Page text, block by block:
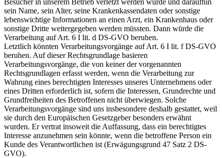
Besucher in unserem Betrieb verletzt werden würde und daraufhin
sein Name, sein Alter, seine Krankenkassendaten oder sonstige
lebenswichtige Informationen an einen Arzt, ein Krankenhaus oder
sonstige Dritte weitergegeben werden müssten. Dann würde die
Verarbeitung auf Art. 6 I lit. d DS-GVO beruhen.
Letztlich könnten Verarbeitungsvorgänge auf Art. 6 I lit. f DS-GVO
beruhen. Auf dieser Rechtsgrundlage basieren
Verarbeitungsvorgänge, die von keiner der vorgenannten
Rechtsgrundlagen erfasst werden, wenn die Verarbeitung zur
Wahrung eines berechtigten Interesses unseres Unternehmens oder
eines Dritten erforderlich ist, sofern die Interessen, Grundrechte und
Grundfreiheiten des Betroffenen nicht überwiegen. Solche
Verarbeitungsvorgänge sind uns insbesondere deshalb gestattet, weil
sie durch den Europäischen Gesetzgeber besonders erwähnt
wurden. Er vertrat insoweit die Auffassung, dass ein berechtigtes
Interesse anzunehmen sein könnte, wenn die betroffene Person ein
Kunde des Verantwortlichen ist (Erwägungsgrund 47 Satz 2 DS-
GVO).